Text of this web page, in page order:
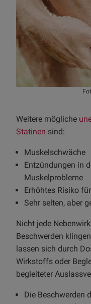
Weitere mögliche
Statinen sind:
Muskelschwäche
Entzündungen in
Muskelprobleme
Erhöhtes Risiko
Sehr selten, aber
Nicht jede
Beschwerden
lassen sich durch
Wirkstoffs oder
begleiteter
Die Beschwerden